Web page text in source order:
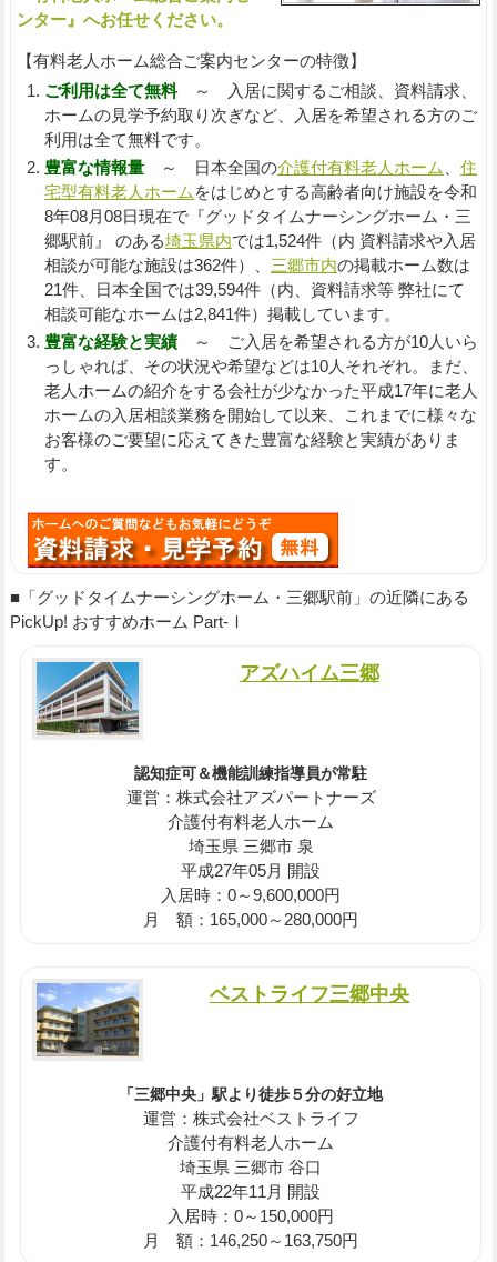
ンター』へお任せください。
【有料老人ホーム総合ご案内センターの特徴】
ご利用は全て無料～ 入居に関するご相談、資料請求、
ホームの見学予約取り次ぎなど、入居を希望される方のご
利用は全て無料です。
豊富な情報量～ 日本全国の介護付有料老人ホーム
住
宅型有料老人ホーム をはじめとする高齢者向け施設を令和
8年08月08日現在で『グッドタイムナーシングホーム・三
郷駅前』 のある埼玉県内では1,524件（内 資料請求や入居
相談が可能な施設は362件）、 三郷市内の掲載ホーム数は
21件、日本全国では39,594件（内、資料請求等 弊社にて
相談可能なホームは2,841件）掲載しています。
豊富な経験と実績～ ご入居を希望される方が10人いら
っしゃれば、その状況や希望などは10人それぞれ。まだ、
老人ホームの紹介をする会社が少なかった平成17年に老人
ホームの入居相談業務を開始して以来、これまでに様々な
お客様のご要望に応えてきた豊富な経験と実績がありま
す。
■「グッドタイムナーシングホーム・三郷駅前」の近隣にある
PickUp! おすすめホーム Part-Ⅰ
アズハイム三郷
認知症可＆機能訓練指導員が常駐
運営：株式会社アズパートナーズ
介護付有料老人ホーム
埼玉県 三郷市 泉
平成27年05月 開設
入居時：0～9,600,000円
月 額：165,000～280,000円
ベストライフ三郷中央
「三郷中央」駅より徒歩５分の好立地
運営：株式会社ベストライフ
介護付有料老人ホーム
埼玉県 三郷市 谷口
平成22年11月 開設
入居時：0～150,000円
月 額：146,250～163,750円